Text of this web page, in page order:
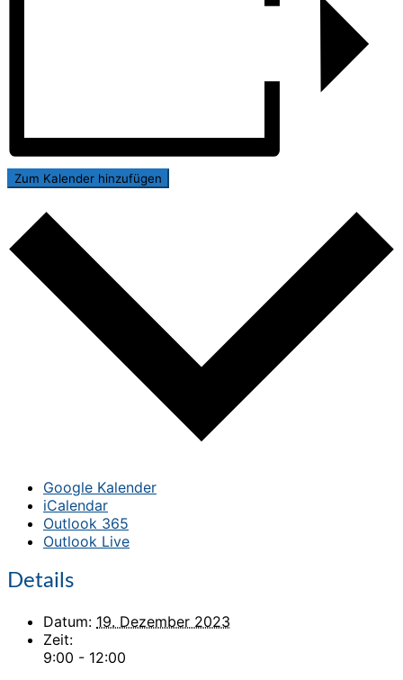
Zum Kalender hinzufügen
Google Kalender
iCalendar
Outlook 365
Outlook Live
Details
Datum: 19. Dezember 2023
Zeit:
9:00 - 12:00